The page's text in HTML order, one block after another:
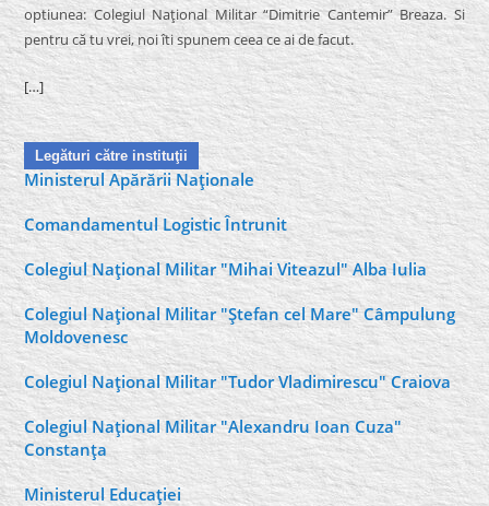
optiunea: Colegiul Naţional Militar “Dimitrie Cantemir” Breaza. Si
pentru că tu vrei, noi îti spunem ceea ce ai de facut.
[…]
Legături către instituţii
Ministerul Apărării Naţionale
Comandamentul Logistic Întrunit
Colegiul Naţional Militar "Mihai Viteazul" Alba Iulia
Colegiul Naţional Militar "Ştefan cel Mare" Câmpulung
Moldovenesc
Colegiul Naţional Militar "Tudor Vladimirescu" Craiova
Colegiul Naţional Militar "Alexandru Ioan Cuza"
Constanţa
Ministerul Educaţiei